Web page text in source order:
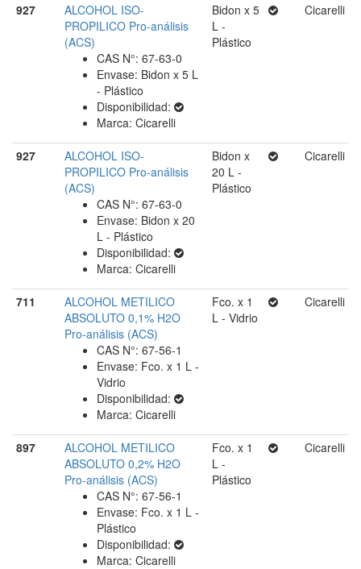
927
ALCOHOL ISO-
PROPILICO Pro-análisis
(ACS)
CAS N°: 67-63-0
Envase: Bidon x 5 L
- Plástico
Disponibilidad:
Marca: Cicarelli
Bidon x 5
L -
Plástico
Cicarelli
927
ALCOHOL ISO-
PROPILICO Pro-análisis
(ACS)
CAS N°: 67-63-0
Envase: Bidon x 20
L - Plástico
Disponibilidad:
Marca: Cicarelli
Bidon x
20 L -
Plástico
Cicarelli
711
ALCOHOL METILICO
ABSOLUTO 0,1% H2O
Pro-análisis (ACS)
CAS N°: 67-56-1
Envase: Fco. x 1 L -
Vidrio
Disponibilidad:
Marca: Cicarelli
Fco. x 1
L - Vidrio
Cicarelli
897
ALCOHOL METILICO
ABSOLUTO 0,2% H2O
Pro-análisis (ACS)
CAS N°: 67-56-1
Envase: Fco. x 1 L -
Plástico
Disponibilidad:
Marca: Cicarelli
Fco. x 1
L -
Plástico
Cicarelli